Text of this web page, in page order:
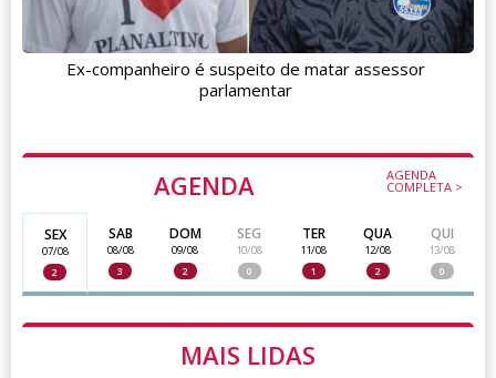
AGENDA AGENDA
COMPLETA >
SEX
07/08
2
SAB
08/08
3
DOM
09/08
2
SEG
10/08
0
TER
11/08
1
QUA
12/08
2
QUI
13/08
0
MAIS LIDAS
Ex-companheiro é suspeito de matar assessor
parlamentar